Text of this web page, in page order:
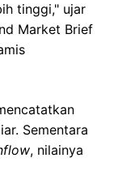
tinggi," ujar
Market Brief
Sementara
, nilainya